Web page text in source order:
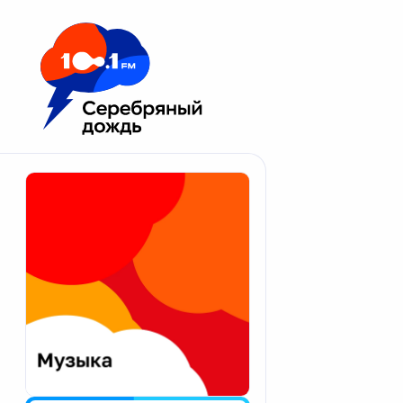
Москва 100.1 FM
Апатиты
Екатеринбург
Калининград
Калуга